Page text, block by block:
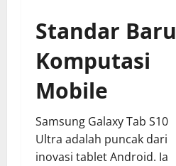
Standar Baru
Komputasi
Mobile
Samsung Galaxy Tab S10
Ultra adalah puncak dari
inovasi tablet Android. Ia